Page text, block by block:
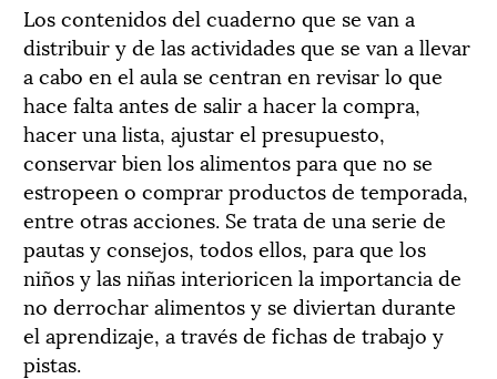
Los contenidos del cuaderno que se van a
distribuir y de las actividades que se van a llevar
a cabo en el aula se centran en revisar lo que
hace falta antes de salir a hacer la compra,
hacer una lista, ajustar el presupuesto,
conservar bien los alimentos para que no se
estropeen o comprar productos de temporada,
entre otras acciones. Se trata de una serie de
pautas y consejos, todos ellos, para que los
niños y las niñas interioricen la importancia de
no derrochar alimentos y se diviertan durante
el aprendizaje, a través de fichas de trabajo y
pistas.